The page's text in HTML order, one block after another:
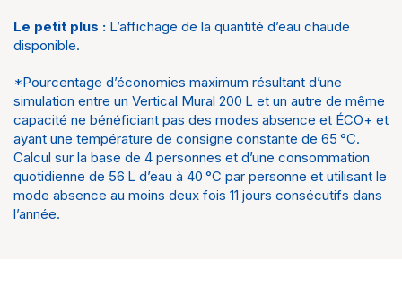
Le petit plus : L’affichage de la quantité d’eau chaude
disponible.
*Pourcentage d’économies maximum résultant d’une
simulation entre un Vertical Mural 200 L et un autre de même
capacité ne bénéficiant pas des modes absence et ÉCO+ et
ayant une température de consigne constante de 65 °C.
Calcul sur la base de 4 personnes et d’une consommation
quotidienne de 56 L d’eau à 40 °C par personne et utilisant le
mode absence au moins deux fois 11 jours consécutifs dans
l’année.